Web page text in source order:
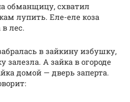
обманщицу, схватил
лупить. Еле-еле коза
лес.
в зайкину избушку,
залезла. А зайка в огороде
домой — дверь заперта.